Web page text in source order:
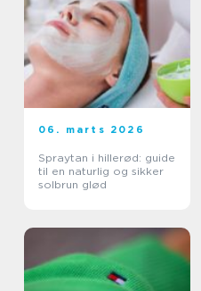
06. marts 2026
Spraytan i hillerød: guide
til en naturlig og sikker
solbrun glød